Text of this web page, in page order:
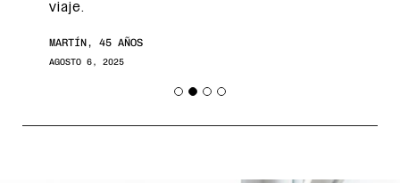
viaje.
MARTÍN, 45 AÑOS
AGOSTO 6, 2025